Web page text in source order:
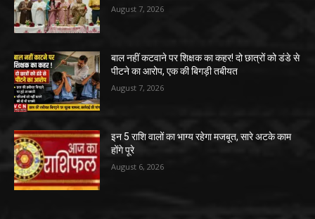
August 7, 2026
बाल नहीं कटवाने पर शिक्षक का कहर! दो छात्रों को डंडे से
पीटने का आरोप, एक की बिगड़ी तबीयत
August 7, 2026
इन 5 राशि वालों का भाग्य रहेगा मजबूत, सारे अटके काम
होंगे पूरे
August 6, 2026